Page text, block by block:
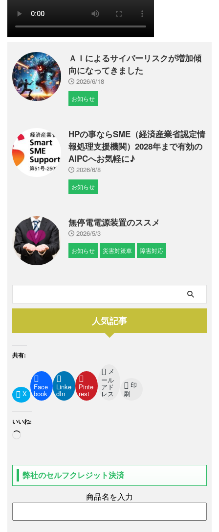
ＡＩによるサイバーリスクが増加傾
向になってきました
2026/6/18
お知らせ
HPの事ならSME（経済産業省認定情
報処理支援機関）2028年まで有効の
AIPCへお気軽に♪
2026/6/8
お知らせ
無停電電源装置のススメ
2026/5/3
お知らせ 災害対策車 障害対応
人気記事
共有:
X
Face
book
Linke
dIn
Pinte
rest
メ
ール
アド
レス
印
刷
いいね:
弊社のセルフクレジット決済
商品名を入力